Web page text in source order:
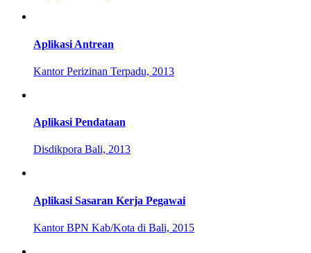
Aplikasi Antrean
Kantor Perizinan Terpadu, 2013
Aplikasi Pendataan
Disdikpora Bali, 2013
Aplikasi Sasaran Kerja Pegawai
Kantor BPN Kab/Kota di Bali, 2015